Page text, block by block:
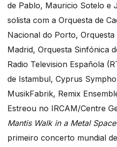
de Pablo, Mauricio Sotelo e
solista com a Orquesta de
Nacional do Porto, Orquesta
Madrid, Orquesta Sinfónica
Radio Television Española
de Istambul, Cyprus
MusikFabrik, Remix
Estreou no IRCAM/Centre
Mantis Walk in a Metal Space
primeiro concerto mundial